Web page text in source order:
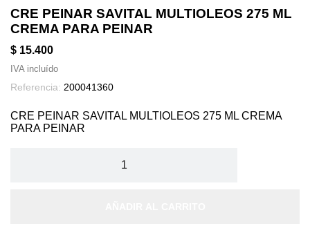
CRE PEINAR SAVITAL MULTIOLEOS 275 ML
CREMA PARA PEINAR
$ 15.400
IVA incluído
Referencia: 200041360
CRE PEINAR SAVITAL MULTIOLEOS 275 ML CREMA
PARA PEINAR